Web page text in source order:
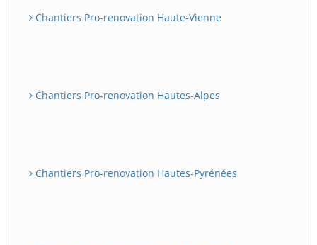
Chantiers Pro-renovation Haute-Vienne
Chantiers Pro-renovation Hautes-Alpes
Chantiers Pro-renovation Hautes-Pyrénées